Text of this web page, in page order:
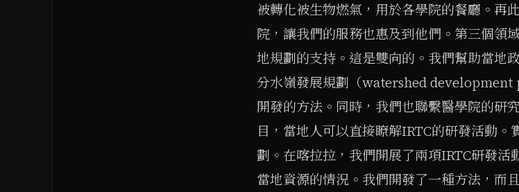
被轉化被生物燃氣，用於各學院的餐廳。再
院，讓我們的服務也惠及到他們。第三個領
地規劃的支持。這是雙向的。我們幫助當地
分水嶺發展規劃（watershed development
開發的方法。同時，我們也聯繫醫學院的研
目，當地人可以直接瞭解IRTC的研發活動
劃。在喀拉拉，我們開展了兩項IRTC研發
當地資源的情況。我們開發了一種方法，而